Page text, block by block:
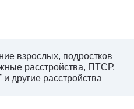
взрослых, подростков
расстройства, ПТСР,
другие расстройства